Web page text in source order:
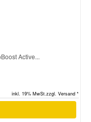
Active...
inkl. 19% MwSt.zzgl. Versand *